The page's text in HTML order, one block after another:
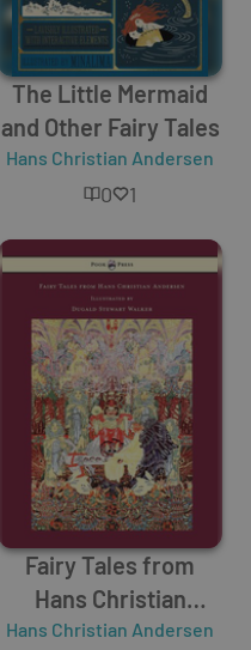
The Little Mermaid
and Other Fairy Tales
Hans Christian Andersen
0 1
Fairy Tales from
Hans Christian
Andersen -
Hans Christian Andersen